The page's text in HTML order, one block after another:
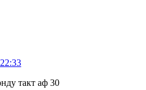
такт аф 30